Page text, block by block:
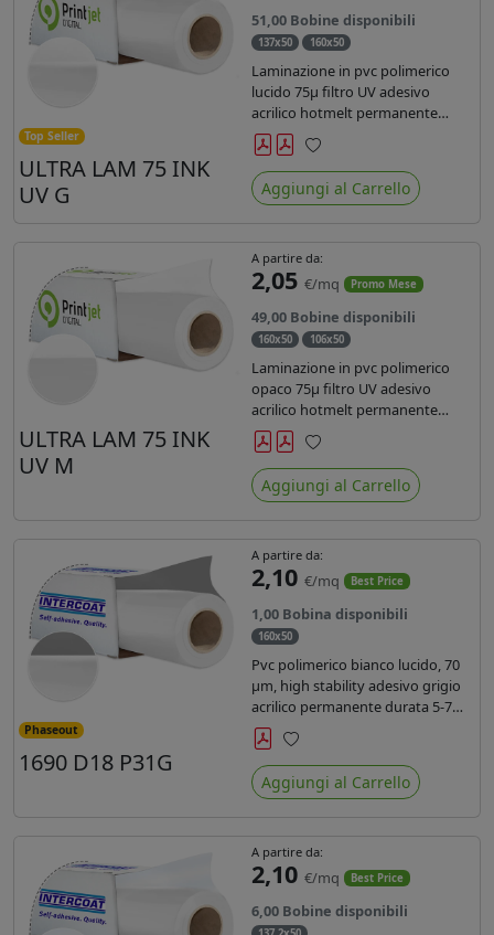
Top Seller
ULTRA LAM 75 INK
UV G
51,00 Bobine disponibili
137x50 160x50
Laminazione in pvc polimerico
lucido 75µ filtro UV adesivo
acrilico hotmelt permanente
specifico per stampe con
inchiostri UV durata 7 anni indoor
e 5 outdoor. Dotato di certificato
ignifugo Bs1d0.
Preferiti
Aggiungi al Carrello
ULTRA LAM 75 INK
UV M
A partire da:
2,05 €/mq Promo Mese
49,00 Bobine disponibili
160x50 106x50
Laminazione in pvc polimerico
opaco 75µ filtro UV adesivo
acrilico hotmelt permanente
specifico per stampe con
inchiostri UV durata 7 anni indoor
e 5 outdoor. Dotato di certificato
ignifugo Bs1d0.
Preferiti
Aggiungi al Carrello
Phaseout
1690 D18 P31G
A partire da:
2,10 €/mq Best Price
1,00 Bobina disponibili
160x50
Pvc polimerico bianco lucido, 70
µm, high stability adesivo grigio
acrilico permanente durata 5-7
anni, per stampe con inchiostri
solvente, ecosolvente, UV e latex.
Preferiti
Aggiungi al Carrello
A partire da:
2,10 €/mq Best Price
6,00 Bobine disponibili